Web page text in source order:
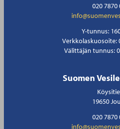
020 7870
Y-tunnus:
Verkkolaskuosoite:
Välittäjän tunnus:
Suomen
19650
020 7870